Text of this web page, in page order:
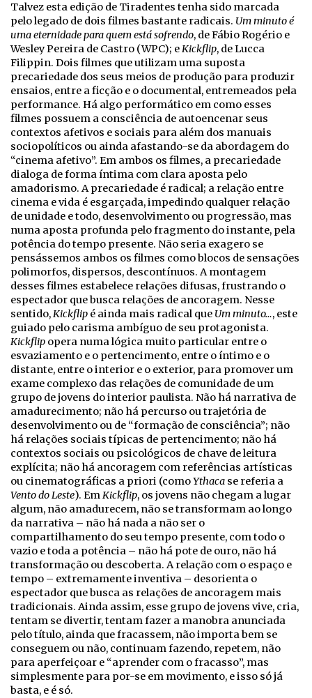
Talvez esta edição de Tiradentes tenha sido marcada
pelo legado de dois filmes bastante radicais. Um minuto é
uma eternidade para quem está sofrendo, de Fábio Rogério e
Wesley Pereira de Castro (WPC); eKickflip, de Lucca
Filippin. Dois filmes que utilizam uma suposta
precariedade dos seus meios de produção para produzir
ensaios, entre a ficção e o documental, entremeados pela
performance. Há algo performático em como esses
filmes possuem a consciência de autoencenar seus
contextos afetivos e sociais para além dos manuais
sociopolíticos ou ainda afastando-se da abordagem do
“cinema afetivo”. Em ambos os filmes, a precariedade
dialoga de forma íntima com clara aposta pelo
amadorismo. A precariedade é radical; a relação entre
cinema e vida é esgarçada, impedindo qualquer relação
de unidade e todo, desenvolvimento ou progressão, mas
numa aposta profunda pelo fragmento do instante, pela
potência do tempo presente. Não seria exagero se
pensássemos ambos os filmes como blocos de sensações
polimorfos, dispersos, descontínuos. A montagem
desses filmes estabelece relações difusas, frustrando o
espectador que busca relações de ancoragem. Nesse
sentido,Kickflip é ainda mais radical que Um minuto…, este
guiado pelo carisma ambíguo de seu protagonista.
Kickflip opera numa lógica muito particular entre o
esvaziamento e o pertencimento, entre o íntimo e o
distante, entre o interior e o exterior, para promover um
exame complexo das relações de comunidade de um
grupo de jovens do interior paulista. Não há narrativa de
amadurecimento; não há percurso ou trajetória de
desenvolvimento ou de “formação de consciência”; não
há relações sociais típicas de pertencimento; não há
contextos sociais ou psicológicos de chave de leitura
explícita; não há ancoragem com referências artísticas
ou cinematográficas a priori (comoYthaca se referia a
Vento do Leste). EmKickflip, os jovens não chegam a lugar
algum, não amadurecem, não se transformam ao longo
da narrativa – não há nada a não ser o
compartilhamento do seu tempo presente, com todo o
vazio e toda a potência – não há pote de ouro, não há
transformação ou descoberta. A relação com o espaço e
tempo – extremamente inventiva – desorienta o
espectador que busca as relações de ancoragem mais
tradicionais. Ainda assim, esse grupo de jovens vive, cria,
tentam se divertir, tentam fazer a manobra anunciada
pelo título, ainda que fracassem, não importa bem se
conseguem ou não, continuam fazendo, repetem, não
para aperfeiçoar e “aprender com o fracasso”, mas
simplesmente para por-se em movimento, e isso só já
basta, e é só.